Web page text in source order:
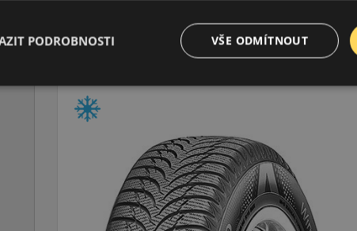
WP51 WinterCraft
175/80R14 (88) T VŠE ODMÍTNOUT
PODROBNOSTI